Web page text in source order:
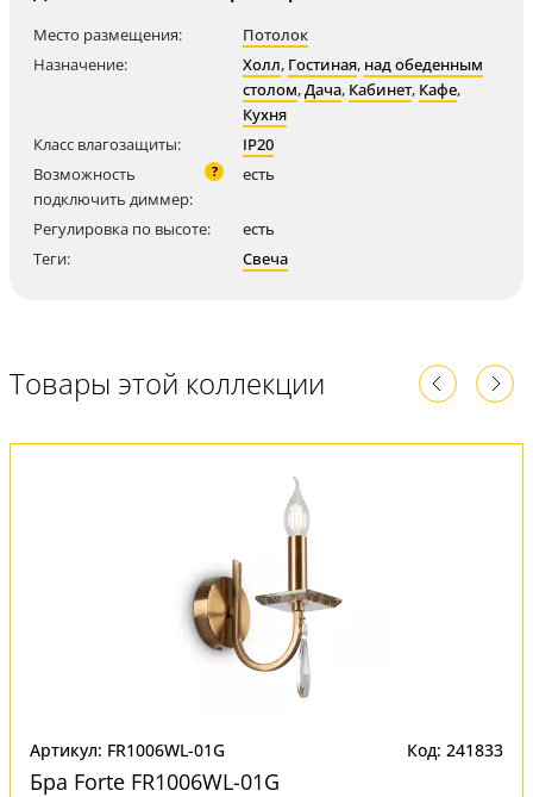
Место размещения:
Потолок
Назначение:
Холл, Гостиная, над обеденным
столом,Дача, Кабинет, Кафе,
Кухня
Класс влагозащиты:
IP20
Возможность
подключить диммер:
? есть
Регулировка по высоте:
есть
Теги:
Свеча
Товары этой коллекции
Артикул: FR1006WL-01G Код: 241833
Бра Forte FR1006WL-01G